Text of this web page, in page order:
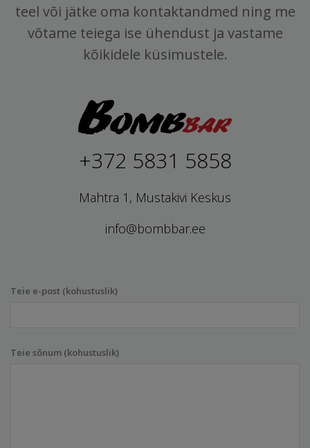
teel või jätke oma kontaktandmed ning me
võtame teiega ise ühendust ja vastame
kõikidele küsimustele.
+372 5831 5858
Mahtra 1, Mustakivi Keskus
info@bombbar.ee
Teie e-post (kohustuslik)
Teie sõnum (kohustuslik)